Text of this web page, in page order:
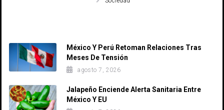
México Y Perú Retoman Relaciones Tras
Meses De Tensión
agosto 7, 2026
Jalapeño Enciende Alerta Sanitaria Entre
México Y EU